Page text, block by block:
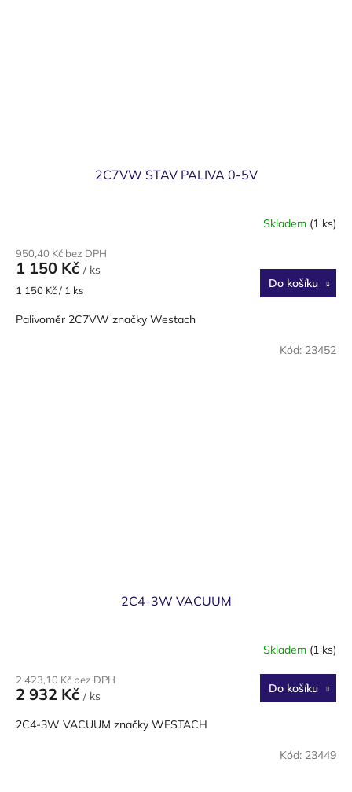
2C7VW STAV PALIVA 0-5V
Skladem (1 ks)
950,40 Kč bez DPH
1 150 Kč / ks
Měrná
1 150 Kč / 1 ks Do košíku
Palivoměr 2C7VW značky Westach
2C4-3W VACUUM
Skladem (1 ks)
2 423,10 Kč bez DPH
2 932 Kč / ks
Do košíku
2C4-3W VACUUM značky WESTACH
Kód: 23452
Kód: 23449